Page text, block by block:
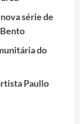
série de
do
Paullo